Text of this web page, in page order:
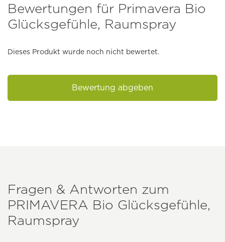
Bewertungen für Primavera Bio
Glücksgefühle, Raumspray
Dieses Produkt wurde noch nicht bewertet.
Bewertung abgeben
Fragen & Antworten zum
PRIMAVERA Bio Glücksgefühle,
Raumspray